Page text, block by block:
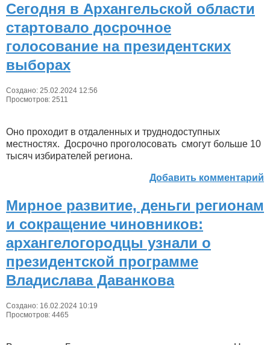
Сегодня в Архангельской области
стартовало досрочное
голосование на президентских
выборах
Создано: 25.02.2024 12:56
Просмотров: 2511
Оно проходит в отдаленных и труднодоступных
местностях. Досрочно проголосовать смогут больше 10
тысяч избирателей региона.
Добавить комментарий
Мирное развитие, деньги регионам
и сокращение чиновников:
архангелогородцы узнали о
президентской программе
Владислава Даванкова
Создано: 16.02.2024 10:19
Просмотров: 4465